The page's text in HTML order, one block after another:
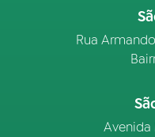
Rua
Avenida